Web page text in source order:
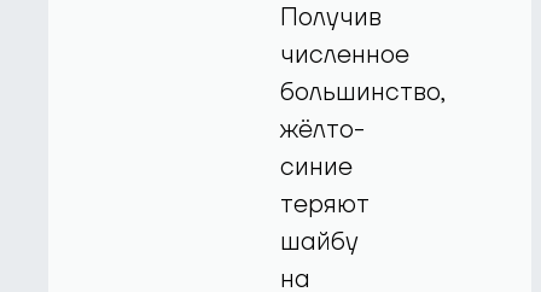
Получив
численное
большинство,
жёлто-
синие
теряют
шайбу
на